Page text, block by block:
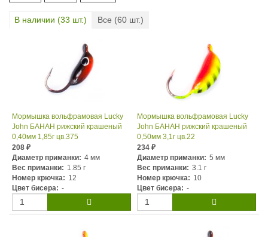
В наличии (33 шт.) Все (60 шт.)
Мормышка вольфрамовая Lucky
John БАНАН рижский крашеный
0,40мм 1,85г цв.375
208 ₽
Диаметр приманки: 4 мм
Вес приманки: 1.85 г
Номер крючка: 12
Цвет бисера: -
Мормышка вольфрамовая Lucky
John БАНАН рижский крашеный
0,50мм 3,1г цв.22
234 ₽
Диаметр приманки: 5 мм
Вес приманки: 3.1 г
Номер крючка: 10
Цвет бисера: -